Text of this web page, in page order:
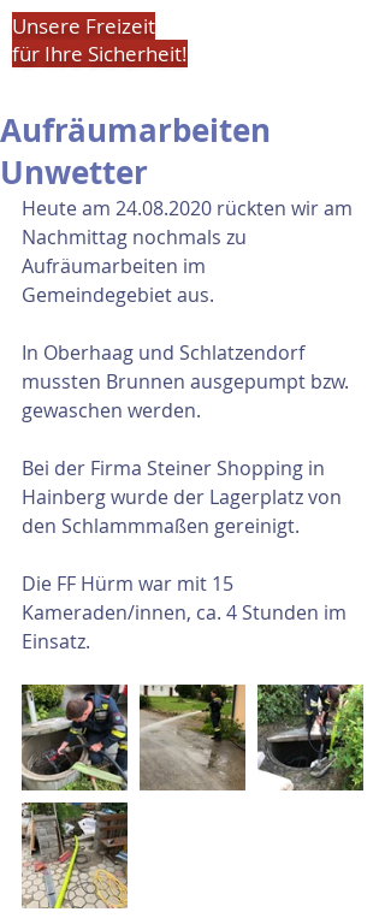
Unsere Freizeit
für Ihre Sicherheit!
Aufräumarbeiten
Unwetter
Heute am 24.08.2020 rückten wir am
Nachmittag nochmals zu
Aufräumarbeiten im
Gemeindegebiet aus.
In Oberhaag und Schlatzendorf
mussten Brunnen ausgepumpt bzw.
gewaschen werden.
Bei der Firma Steiner Shopping in
Hainberg wurde der Lagerplatz von
den Schlammmaßen gereinigt.
Die FF Hürm war mit 15
Kameraden/innen, ca. 4 Stunden im
Einsatz.